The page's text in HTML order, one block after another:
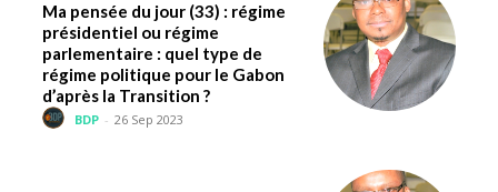
Ma pensée du jour (33) : régime
présidentiel ou régime
parlementaire : quel type de
régime politique pour le Gabon
d’après la Transition ?
BDP - 26 Sep 2023